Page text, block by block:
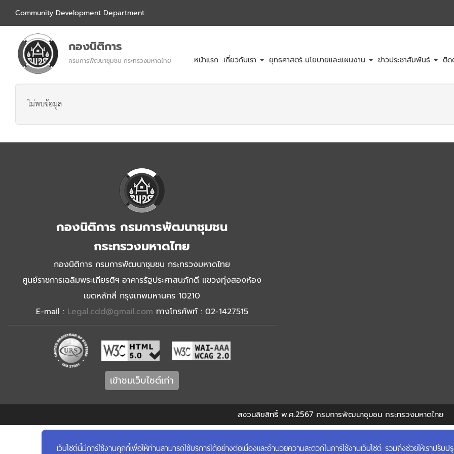
Community Development Department
กองนิติการ
กรมการพัฒนาชุมชน กระทรวงมหาดไทย หน้าแรก เกี่ยวกับเรา ยุทธศาสตร์ นโยบายและแผนงาน ข่าวประชาสัมพันธ์ ติด
ไม่พบข้อมูล
กองนิติการ กรมการพัฒนาชุมชน
กระทรวงมหาดไทย
กองนิติการ กรมการพัฒนาชุมชน กระทรวงมหาดไทย
ศูนย์ราชการเฉลิมพระเกียรติฯ อาคารรัฐประศาสนภักดี แขวงทุ่งสองห้อง
เขตหลักสี่ กรุงเทพมหานคร 10210
E-mail : Legal.cdd@gmail.com ทางโทรศัพท์ : 02-1427515
เข้าชมเว็บไซต์เก่า
สงวนลิขสิทธิ์ พ.ศ.2567 กรมการพัฒนาชุมชน กระทรวงมหาดไทย
เว็บไซต์นี้มีการใช้งานคุกกี้เพื่อให้ท่านสามารถใช้บริการได้อย่างต่อเนื่องและอำนวยความสะดวกในการใช้งานเว็บไซต์ รวมถึงช่วยให้เราปรับป